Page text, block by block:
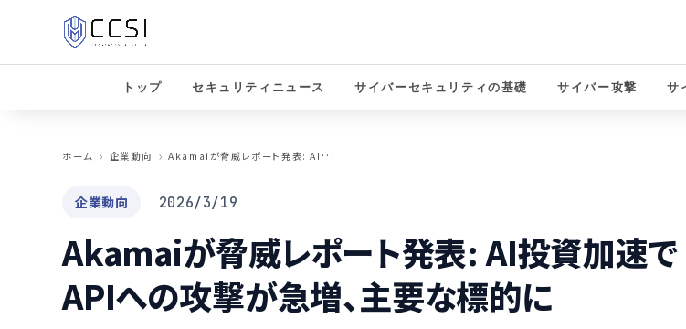
トップ セキュリティニュース サイバーセキュリティの基礎 サイバー攻撃 サ
ホーム
企業動向 A
kamaiが脅威レポート発表: AI投資加速でAPIへの攻撃が急増、主要な標的に
企業動向 2026/3/19
Akamaiが脅威レポート発表: AI投資加速で
APIへの攻撃が急増、主要な標的に